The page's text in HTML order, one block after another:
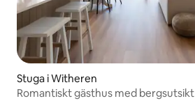
Stuga i Witheren
Romantiskt gästhus med bergsutsikt